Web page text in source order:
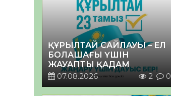
ҚҰРЫЛТАЙ САЙЛАУЫ – ЕЛ
БОЛАШАҒЫ ҮШІН
ЖАУАПТЫ ҚАДАМ
07.08.2026
2 0